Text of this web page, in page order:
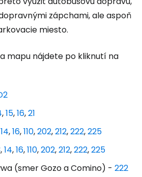
zápchami, ale aspoň
miesto.
mapu nájdete po kliknutí na
,15,16,21
14,16,110,202,212,222,225
,14,16,110,202,212,222,225
(smer Gozo a Comino) - 222